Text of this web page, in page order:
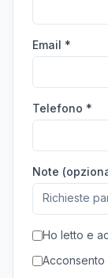
Email *
Telefono *
Note
Ho letto e
Acconsento